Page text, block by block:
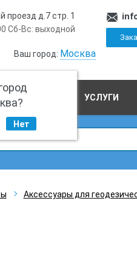
проезд д.7 стр. 1
Сб-Вс: выходной
Ваш город: Москва
Нет
УСЛУГИ
Аксессуары для